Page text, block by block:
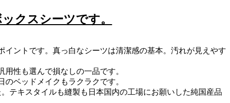
クスシーツです。
ントです。真っ白なシーツは清潔感の基本。汚れが見えやす
性も選んで損なしの一品です。
ベッドメイクもラクラクです。
テキスタイルも縫製も日本国内の工場にお願いした純国産品